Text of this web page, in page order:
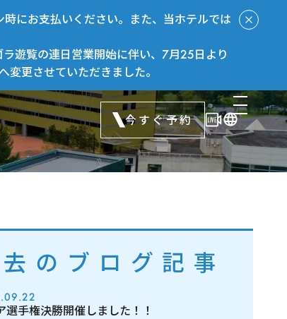
にお支払いください。また、当ホテルでは
遊覧の連日営業開始に伴い、7月25日より
更させていただきました。
今すぐ予約
のブログ記事
選手権決勝開催しました！！